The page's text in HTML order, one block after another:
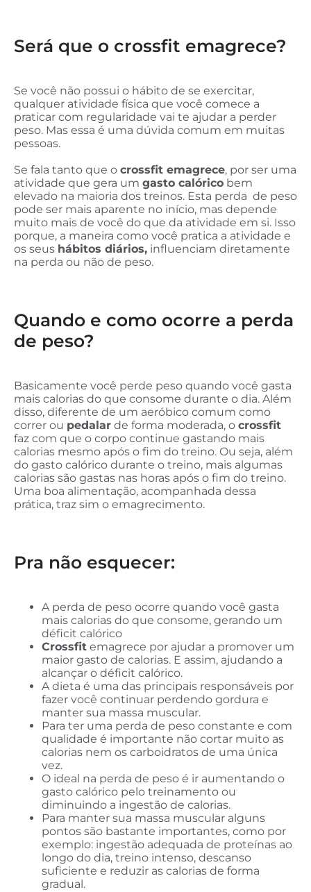
Será que o crossfit emagrece?
Se você não possui o hábito de se exercitar,
qualquer atividade física que você comece a
praticar com regularidade vai te ajudar a perder
peso. Mas essa é uma dúvida comum em muitas
pessoas.
Se fala tanto que o crossfit emagrece, por ser uma
atividade que gera um gasto calórico bem
elevado na maioria dos treinos. Esta perda de peso
pode ser mais aparente no início, mas depende
muito mais de você do que da atividade em si. Isso
porque, a maneira como você pratica a atividade e
os seus hábitos diários, influenciam diretamente
na perda ou não de peso.
Quando e como ocorre a perda
de peso?
Basicamente você perde peso quando você gasta
mais calorias do que consome durante o dia. Além
disso, diferente de um aeróbico comum como
correr ou pedalar de forma moderada, o crossfit
faz com que o corpo continue gastando mais
calorias mesmo após o fim do treino. Ou seja, além
do gasto calórico durante o treino, mais algumas
calorias são gastas nas horas após o fim do treino.
Uma boa alimentação, acompanhada dessa
prática, traz sim o emagrecimento.
Pra não esquecer:
A perda de peso ocorre quando você gasta
mais calorias do que consome, gerando um
déficit calórico
Crossfit emagrece por ajudar a promover um
maior gasto de calorias. E assim, ajudando a
alcançar o déficit calórico.
A dieta é uma das principais responsáveis por
fazer você continuar perdendo gordura e
manter sua massa muscular.
Para ter uma perda de peso constante e com
qualidade é importante não cortar muito as
calorias nem os carboidratos de uma única
vez.
O ideal na perda de peso é ir aumentando o
gasto calórico pelo treinamento ou
diminuindo a ingestão de calorias.
Para manter sua massa muscular alguns
pontos são bastante importantes, como por
exemplo: ingestão adequada de proteínas ao
longo do dia, treino intenso, descanso
suficiente e reduzir as calorias de forma
gradual.